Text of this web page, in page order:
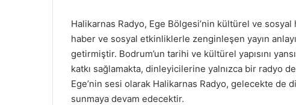
Halikarnas Radyo, Ege Bölgesi’nin kültürel ve
haber ve sosyal etkinliklerle zenginleşen yayın
getirmiştir. Bodrum’un tarihi ve kültürel yapısını
katkı sağlamakta, dinleyicilerine yalnızca bir radyo
Ege’nin sesi olarak Halikarnas Radyo, gelecekte
sunmaya devam edecektir.